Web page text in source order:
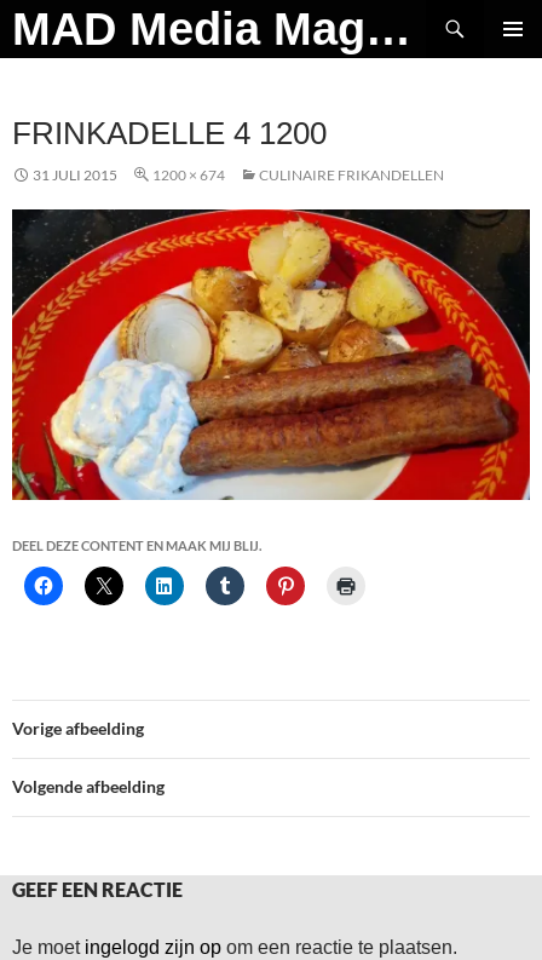
Ga
naar
MAD Media Magazine
Zoeken
FRINKADELLE 4 1200
31 JULI 2015 1200 × 674 CULINAIRE FRIKANDELLEN
DEEL DEZE CONTENT EN MAAK MIJ BLIJ.
Vorige afbeelding
Volgende afbeelding
GEEF EEN REACTIE
Je moet ingelogd zijn op om een reactie te plaatsen.